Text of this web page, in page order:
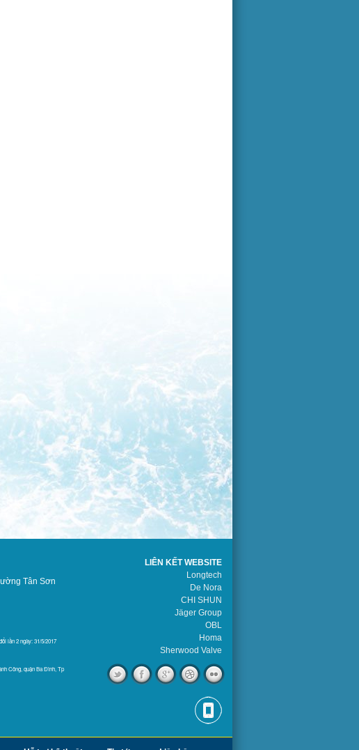
Tân Sơn
lần 2 ngày: 31/5/2017
Công, quận Ba Đình, Tp
LIÊN KẾT WEBSITE
Longtech
De Nora
CHI SHUN
Jäger Group
OBL
Homa
Sherwood Valve